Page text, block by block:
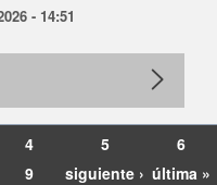
- 14:51
4 5
6
9 siguiente › última »